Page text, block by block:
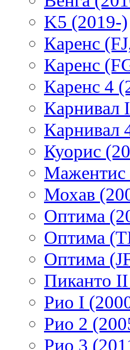
K5 (2019-)
Каренс
Каренс
Каренс 4
Карнивал
Карнивал
Куорис
Мажентис
Мохав
Оптима
Оптима
Оптима
Пиканто
Рио I
Рио 2
Рио 3